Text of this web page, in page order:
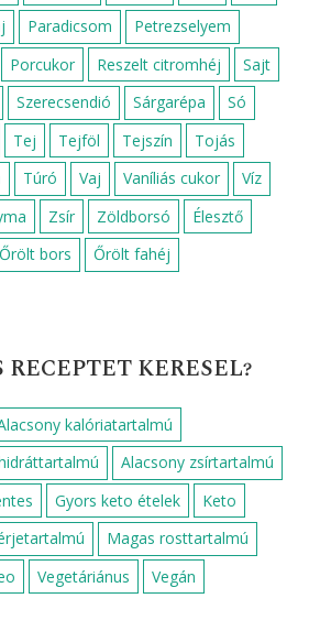
Paradicsom
Petrezselyem
Porcukor Reszelt citromhéj
Sajt
Szerecsendió Sárgarépa
Só
Tej Tejföl Tejszín
Tojás
Túró Vaj Vaníliás cukor
Víz
Zsír Zöldborsó
Élesztő
Őrölt bors
Őrölt fahéj
KERESEL?
kalóriatartalmú
Alacsony zsírtartalmú
Gyors keto ételek
Keto
Magas rosttartalmú
Vegetáriánus Vegán